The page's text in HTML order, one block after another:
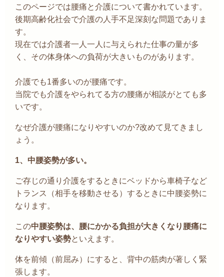
このページでは腰痛と介護について書かれています。
後期高齢化社会で介護の人手不足深刻な問題でありま
す。
現在では介護者一人一人に与えられた仕事の量が多
く、その体身体への負荷が大きいものがあります。
介護でも1番多いのが腰痛です。
当院でも介護をやられてる方の腰痛が相談がとても多
いです。
なぜ介護が腰痛になりやすいのか?改めて見てきまし
ょう。
1、 中腰姿勢が多い。
ご存じの通り介護をするときにベッドから車椅子など
トランス（相手を移動させる）するときに中腰姿勢に
なります。
この中腰姿勢は、腰にかかる負担が大きくなり腰痛に
なりやすい姿勢といえます。
体を前傾（前屈み）にすると、背中の筋肉が著しく緊
張します。